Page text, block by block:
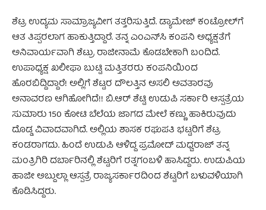
ಶೆಟ್ರ ಉದ್ಯಮ ಸಾಮ್ರಾಜ್ಯವೀಗ ತತ್ತರಿಸುತ್ತಿದೆ. ಡ್ಯಾಮೇಜ್ ಕಂಟ್ರೋಲ್‍ಗೆ
ಆತ ತಿಪ್ಪರಲಾಗ ಹಾಕುತ್ತಿದ್ದಾರೆ. ತನ್ನ ಎಂಎನ್‍ಸಿ ಕಂಪನಿ ಅಧ್ಯಕ್ಷತೆಗೆ
ಅನಿವಾರ್ಯವಾಗಿ ಶೆಟ್ರು ರಾಜೀನಾಮೆ ಕೊಡಬೇಕಾಗಿ ಬಂದಿದೆ.
ಉಪಾಧ್ಯಕ್ಷ ಖಲೀಫಾ ಬುಟ್ಟಿ ಮತ್ತಿತರರು ಕಂಪನಿಯಿಂದ
ಹೊರಬಿದ್ದಿದ್ದಾರೆ! ಅಲ್ಲಿಗೆ ಶೆಟ್ಟರ ದೌಲತ್ತಿನ ಅಸಲಿ ಅವತಾರವು
ಅನಾವರಣ ಆಗಿಹೋಗಿದೆ!! ಬಿ.ಆರ್ ಶೆಟ್ಟಿ ಉಡುಪಿ ಸರ್ಕಾರಿ ಆಸ್ಪತ್ರೆಯ
ಸುಮಾರು 150 ಕೋಟಿ ಬೆಲೆಯ ಜಾಗದ ಮೇಲೆ ಕಣ್ಣು ಹಾಕಿರುವುದು
ದೊಡ್ಡ ವಿವಾದವಾಗಿದೆ. ಅಲ್ಲಿಯ ಶಾಸಕ ರಘುಪತಿ ಭಟ್ಟರಿಗೆ ಶೆಟ್ರ
ಕಂಡರಾಗದು. ಹಿಂದೆ ಉಡುಪಿ ಆಳಿದ್ದ ಪ್ರಮೋದ್ ಮಧ್ವರಾಜ್ ತನ್ನ
ಮಂತ್ರಿಗಿರಿ ದರ್ಬಾರಿನಲ್ಲಿ ಶೆಟ್ಟರಿಗೆ ರತ್ನಗಂಬಳಿ ಹಾಸಿದ್ದರು. ಉಡುಪಿಯ
ಹಾಜೀ ಅಬ್ದುಲ್ಲಾ ಆಸ್ಪತ್ರೆ ರಾಜ್ಯಸರ್ಕಾರದಿಂದ ಶೆಟ್ಟರಿಗೆ ಬಳುವಳಿಯಾಗಿ
ಕೊಡಿಸಿದ್ದರು.